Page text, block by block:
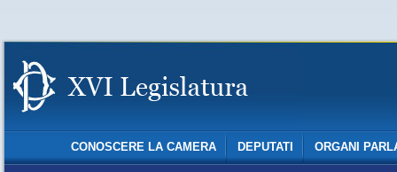
CONOSCERE LA CAMERA DEPUTATI ORGANI